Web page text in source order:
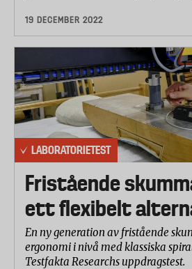
19 DECEMBER 2022
LABORATORIETEST
Fristående
ett flexibelt
En ny generation av fristående
ergonomi i nivå med klassiska
Testfakta Researchs uppdragstest.